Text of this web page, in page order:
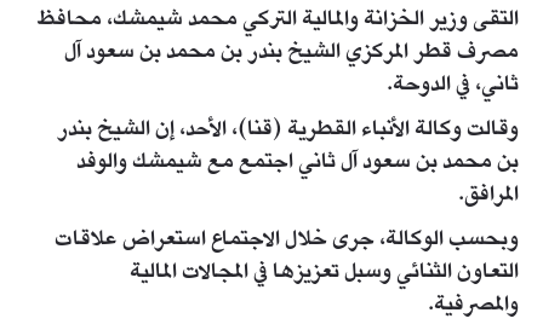
التقى وزير الخزانة والمالية التركي محمد شيمشك، محافظ
مصرف قطر المركزي الشيخ بندر بن محمد بن سعود آل
ثاني، في الدوحة.
وقالت وكالة الأنباء القطرية (قنا)، الأحد، إن الشيخ بندر
بن محمد بن سعود آل ثاني اجتمع مع شيمشك والوفد
المرافق.
وبحسب الوكالة، جرى خلال الاجتماع استعراض علاقات
التعاون الثنائي وسبل تعزيزها في المجالات المالية
والمصرفية.